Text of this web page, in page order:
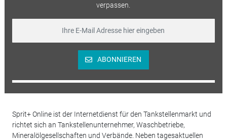
verpassen.
ABONNIEREN
Sprit+ Online ist der Internetdienst für den Tankstellenmarkt und
richtet sich an Tankstellenunternehmer, Waschbetriebe,
Mineralölgesellschaften und Verbände. Neben tagesaktuellen